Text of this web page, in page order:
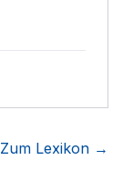
Zum Lexikon →